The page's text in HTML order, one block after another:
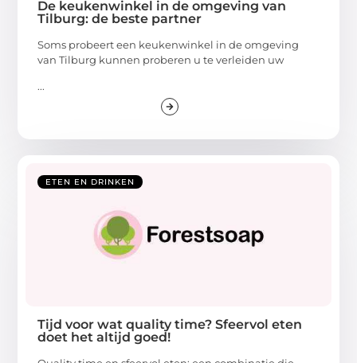
De keukenwinkel in de omgeving van
Tilburg: de beste partner
Soms probeert een keukenwinkel in de omgeving
van Tilburg kunnen proberen u te verleiden uw
...
ETEN EN DRINKEN
Tijd voor wat quality time? Sfeervol eten
doet het altijd goed!